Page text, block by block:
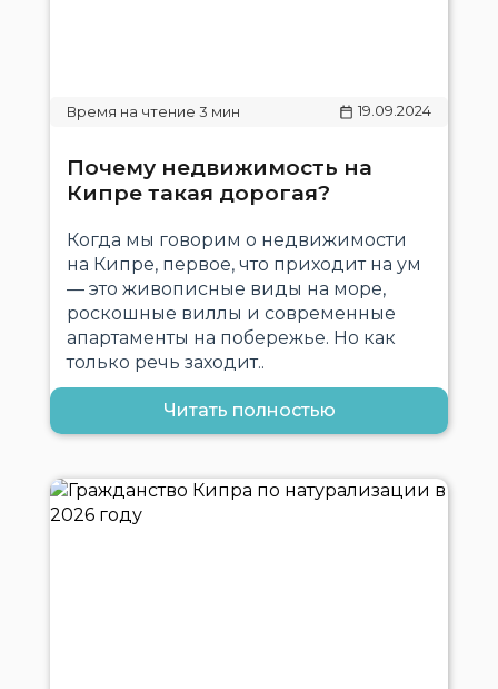
19.09.2024
Почему недвижимость на
Кипре такая дорогая?
Когда мы говорим о недвижимости
на Кипре, первое, что приходит на ум
— это живописные виды на море,
роскошные виллы и современные
апартаменты на побережье. Но как
только речь заходит..
Читать полностью